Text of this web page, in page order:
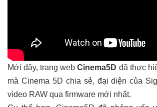
Mới đây, trang webCinema5D đã thực
mà Cinema 5D chia sẻ, đại diện của
video RAW qua firmware mới nhất.